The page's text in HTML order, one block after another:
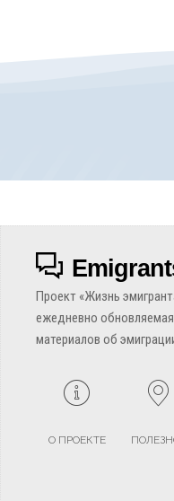
Проект «Жизнь
ежедневно
материалов об
О ПРОЕКТЕ